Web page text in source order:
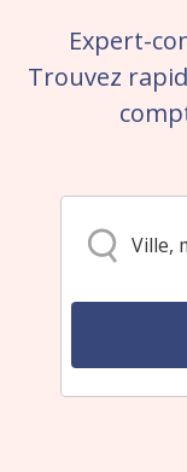
Expert-
Trouvez